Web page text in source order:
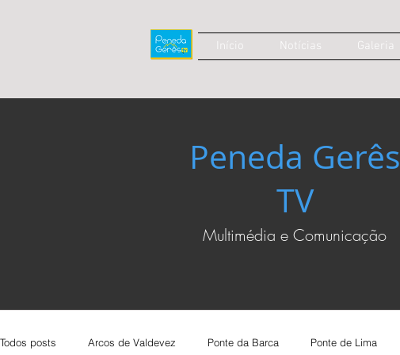
Início Notícias Galeria
Peneda Gerês
TV
Multimédia e Comunicação
Todos posts Arcos de Valdevez Ponte da Barca Ponte de Lima